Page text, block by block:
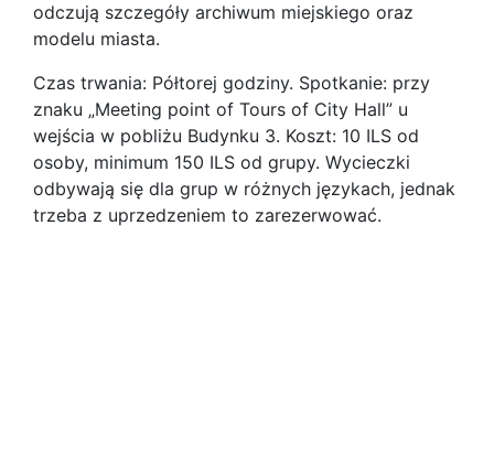
odczują szczegóły archiwum miejskiego oraz
modelu miasta.
Czas trwania: Półtorej godziny. Spotkanie: przy
znaku „Meeting point of Tours of City Hall” u
wejścia w pobliżu Budynku 3. Koszt: 10 ILS od
osoby, minimum 150 ILS od grupy. Wycieczki
odbywają się dla grup w różnych językach, jednak
trzeba z uprzedzeniem to zarezerwować.